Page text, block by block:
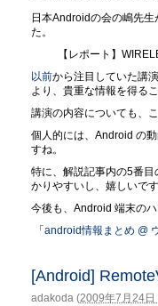
日本Androidの会の嶋先
た。
【レポート】
以前から注目していた講
より、貴重な情報を得る
講演の内容についても、
個人的には、Android の動
すね。
特に、解説記事内の5番
かりやすいし、嬉しいです
今後も、Android 端末の
「 android情報まとめ @
[Android]
adakoda (2009年7月24日